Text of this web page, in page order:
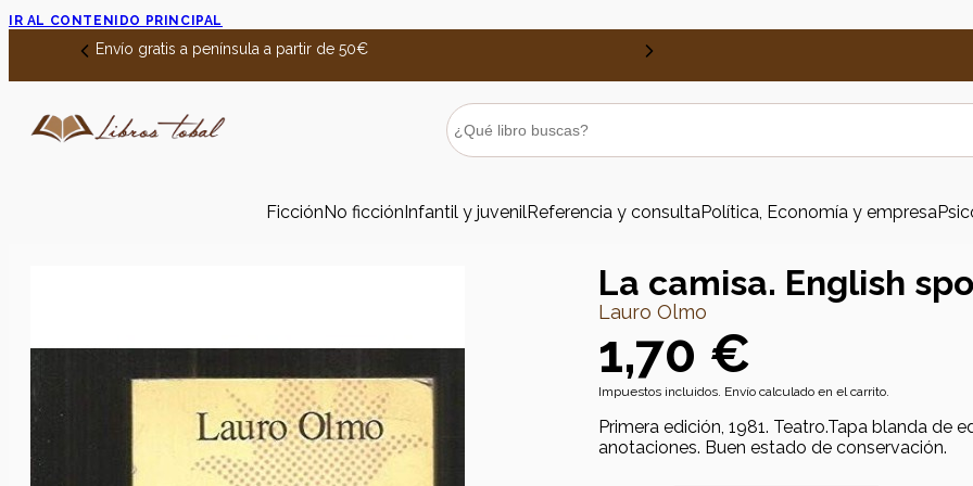
IR AL CONTENIDO PRINCIPAL
Envío gratis a península a partir de 50€
FicciónNo ficciónInfantil y juvenilReferencia y consultaPolítica, Economía y empresa
La camisa. English
Lauro Olmo
1,70 €
Impuestos incluidos. Envío calculado en el carrito.
Primera edición, 1981. Teatro.Tapa blanda de
anotaciones. Buen estado de conservación.